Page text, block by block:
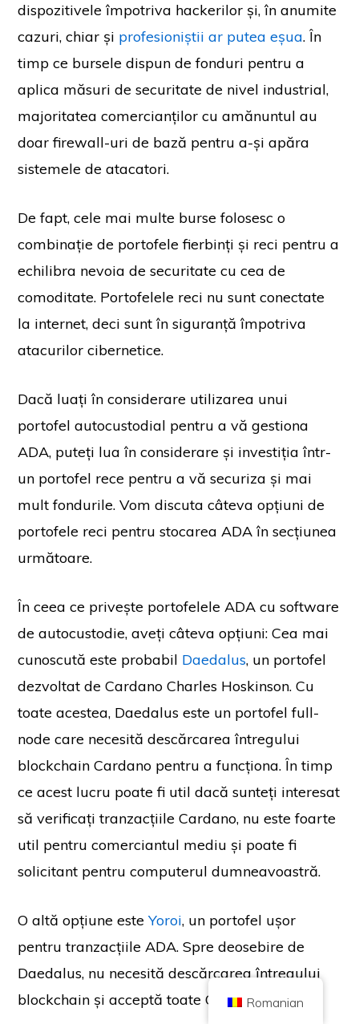
dispozitivele împotriva hackerilor și, în anumite
cazuri, chiar și profesioniștii ar putea eșua. În
timp ce bursele dispun de fonduri pentru a
aplica măsuri de securitate de nivel industrial,
majoritatea comercianților cu amănuntul au
doar firewall-uri de bază pentru a-și apăra
sistemele de atacatori.
De fapt, cele mai multe burse folosesc o
combinație de portofele fierbinți și reci pentru a
echilibra nevoia de securitate cu cea de
comoditate. Portofelele reci nu sunt conectate
la internet, deci sunt în siguranță împotriva
atacurilor cibernetice.
Dacă luați în considerare utilizarea unui
portofel autocustodial pentru a vă gestiona
ADA, puteți lua în considerare și investiția într-
un portofel rece pentru a vă securiza și mai
mult fondurile. Vom discuta câteva opțiuni de
portofele reci pentru stocarea ADA în secțiunea
următoare.
În ceea ce privește portofelele ADA cu software
de autocustodie, aveți câteva opțiuni: Cea mai
cunoscută este probabil Daedalus, un portofel
dezvoltat de Cardano Charles Hoskinson. Cu
toate acestea, Daedalus este un portofel full-
node care necesită descărcarea întregului
blockchain Cardano pentru a funcționa. În timp
ce acest lucru poate fi util dacă sunteți interesat
să verificați tranzacțiile Cardano, nu este foarte
util pentru comerciantul mediu și poate fi
solicitant pentru computerul dumneavoastră.
O altă opțiune esteYoroi, un portofel ușor
pentru tranzacțiile ADA. Spre deosebire de
Daedalus, nu necesită descărcarea întregului
blockchain și acceptă toate Cardano token.
Copyright © 2026 Brilliant British Ltd comercializat sub numele de Coin
Număr de firmă 10490224
Adresă: 2nd Floor 167-169 Great Portland Street, Londra, Regatul Unit,
W1W 5PF
Performanțele trecute nu sunt un indicator al rezultatelor viitoare. Investiția
în criptomonede vine cu riscuri.
Criptomoneda nu este reglementată de Autoritatea de Conduită Financiară
Investiția în criptomonede vine cu riscuri, iar criptomonedele pot crește în
valoare sau pot pierde o parte sau întreaga valoare. Impozitul pe câștigurile
criptomonede.
ACASĂ DESPRE POLITICA DE CONFIDENȚIALITATE CONTACTAȚI-NE
Romanian